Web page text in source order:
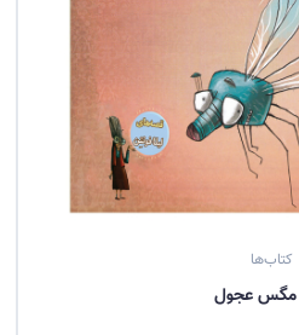
کتاب‌ها
مگس عجول